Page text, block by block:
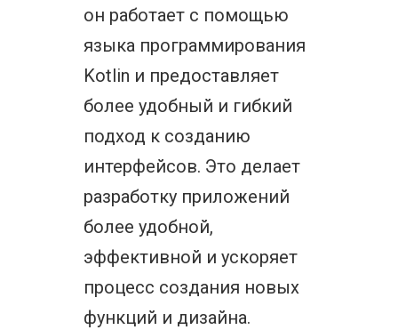
он работает с помощью
языка программирования
Kotlin и предоставляет
более удобный и гибкий
подход к созданию
интерфейсов. Это делает
разработку приложений
более удобной,
эффективной и ускоряет
процесс создания новых
функций и дизайна.